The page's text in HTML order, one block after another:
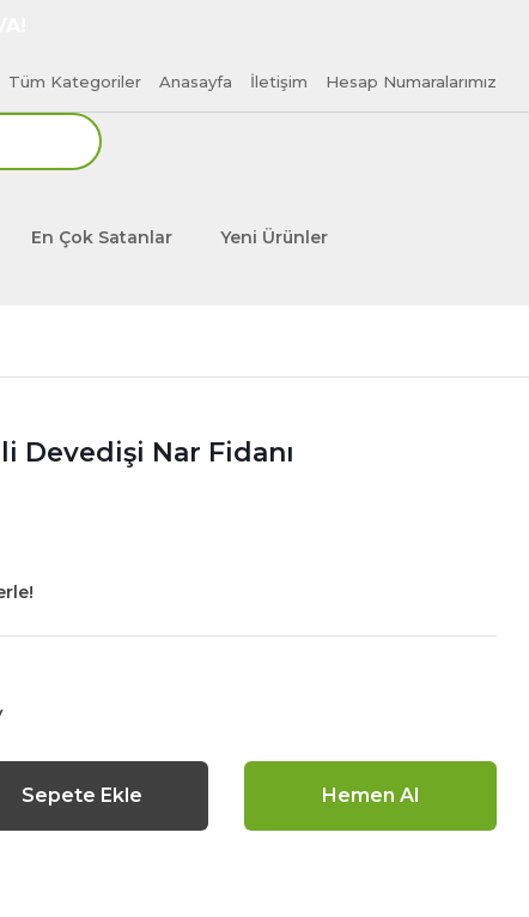
Tüm Kategoriler Anasayfa İletişim Hesap Numaralarımız
En Çok Satanlar
Yeni Ürünler
Devedişi Nar Fidanı
Sepete Ekle Hemen Al